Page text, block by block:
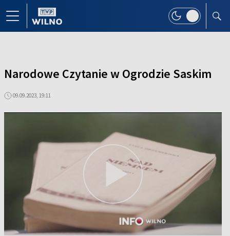
Narodowe Czytanie w Ogrodzie Saskim
09.09.2023, 19:11